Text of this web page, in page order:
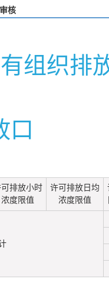
核
组织排
口
排放小时
浓度限值
许可排放日均
浓度限值